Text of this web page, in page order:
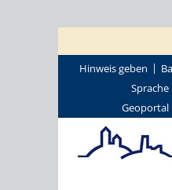
Hinweis geben
Sprache
Geoportal